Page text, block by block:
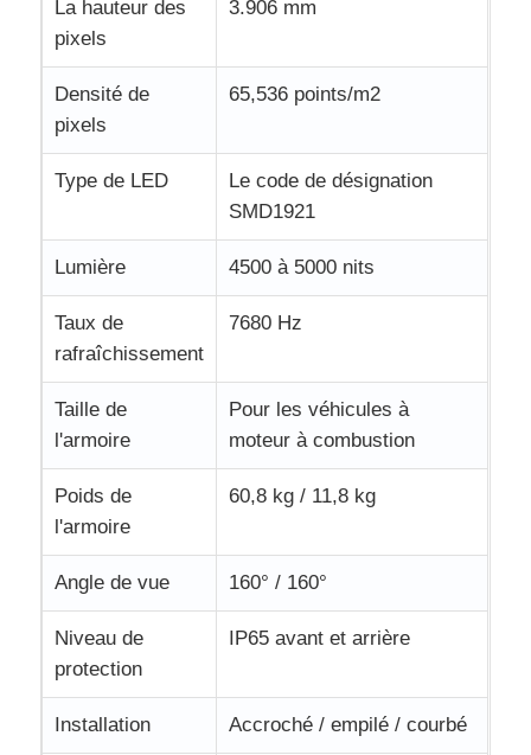
La hauteur des
pixels
3.906 mm
Densité de
pixels
65,536 points/m2
Type de LED
Le code de désignation
SMD1921
Lumière 4500 à 5000 nits
Taux de
rafraîchissement
7680 Hz
Taille de
l'armoire
Pour les véhicules à
moteur à combustion
Poids de
l'armoire
60,8 kg / 11,8 kg
Angle de vue 160° / 160°
Niveau de
protection
IP65 avant et arrière
Installation Accroché / empilé / courbé